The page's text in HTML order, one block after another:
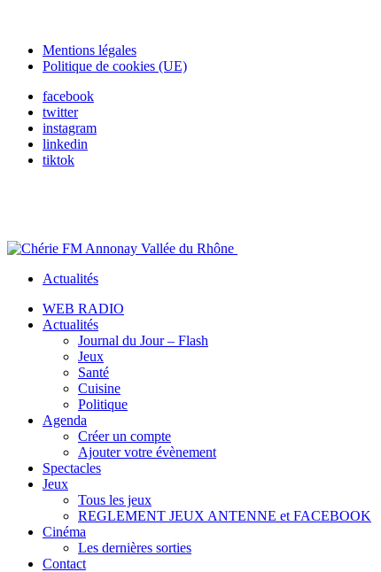
Mentions légales
Politique de cookies (UE)
facebook
twitter
instagram
linkedin
tiktok
Actualités
WEB RADIO
Actualités
Journal du Jour – Flash
Jeux
Santé
Cuisine
Politique
Agenda
Créer un compte
Ajouter votre évènement
Spectacles
Jeux
Tous les jeux
REGLEMENT JEUX ANTENNE et FACEBOOK
Cinéma
Les dernières sorties
Contact